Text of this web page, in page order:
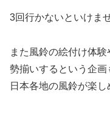
3回行かないといけま
また風鈴の絵付け体
勢揃いするという企画
日本各地の風鈴が楽し